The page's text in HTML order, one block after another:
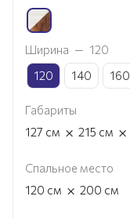
Ширина — 120
120
140 160
Габариты
127 см × 215 см ×
Спальное место
120 см × 200 см